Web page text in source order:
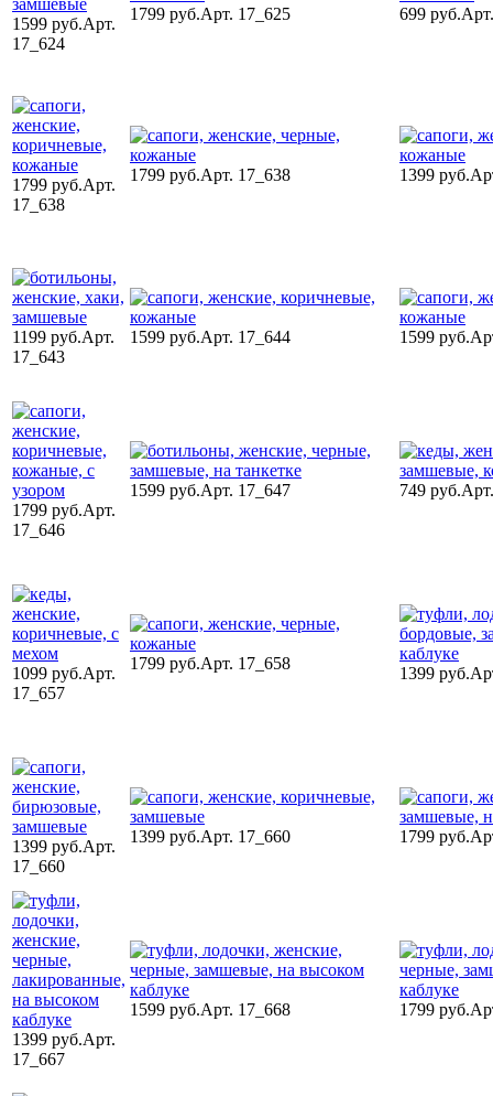
1599 руб.Арт.
17_624
1799 руб.Арт. 17_625 699 руб.
1799 руб.Арт.
17_638
1799 руб.Арт. 17_638 1399 руб.
1199 руб.Арт.
17_643
1599 руб.Арт. 17_644 1599 руб.
1799 руб.Арт.
17_646
1599 руб.Арт. 17_647 749 руб.
1099 руб.Арт.
17_657
1799 руб.Арт. 17_658
1399 руб.
1399 руб.Арт.
17_660
1399 руб.Арт. 17_660 1799 руб.
1399 руб.Арт.
17_667
1599 руб.Арт. 17_668 1799 руб.